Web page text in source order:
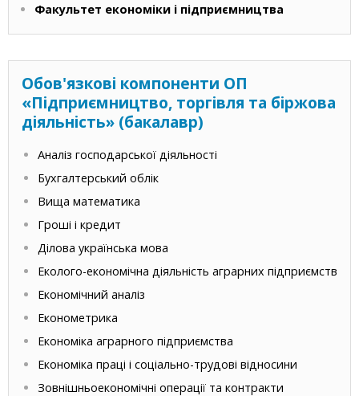
Факультет економіки і підприємництва
Обов'язкові компоненти ОП
«Підприємництво, торгівля та біржова
діяльність» (бакалавр)
Аналіз господарської діяльності
Бухгалтерський облік
Вища математика
Гроші і кредит
Ділова українська мова
Еколого-економічна діяльність аграрних підприємств
Економічний аналіз
Економетрика
Економіка аграрного підприємства
Економіка праці і соціально-трудові відносини
Зовнішньоекономічні операції та контракти